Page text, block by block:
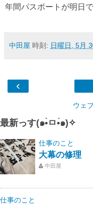
年間パスポートが明日
中田屋 時刻: 日曜日, 5月
‹
ウェ
最新っす(๑•̀ㅁ•́๑)✧
仕事のこと
大幕の修理
中田屋
仕事のこと